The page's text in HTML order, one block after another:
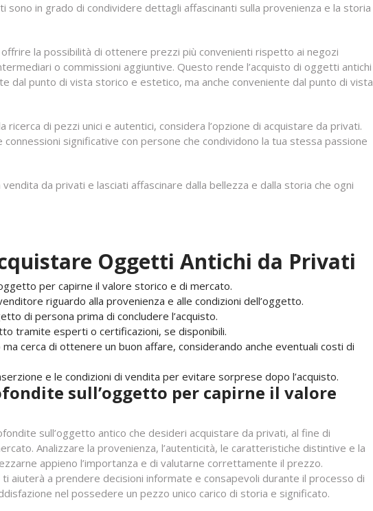
sono in grado di condividere dettagli affascinanti sulla provenienza e la storia
la possibilità di ottenere prezzi più convenienti rispetto ai negozi
o commissioni aggiuntive. Questo rende l’acquisto di oggetti antichi
dal punto di vista storico e estetico, ma anche conveniente dal punto di vista
ricerca di pezzi unici e autentici, considera l’opzione di acquistare da privati.
significative con persone che condividono la tua stessa passione
da privati e lasciati affascinare dalla bellezza e dalla storia che ogni
Oggetti Antichi da Privati
per capirne il valore storico e di mercato.
riguardo alla provenienza e alle condizioni dell’oggetto.
di persona prima di concludere l’acquisto.
tramite esperti o certificazioni, se disponibili.
cerca di ottenere un buon affare, considerando anche eventuali costi di
e le condizioni di vendita per evitare sorprese dopo l’acquisto.
sull’oggetto per capirne il valore
sull’oggetto antico che desideri acquistare da privati, al fine di
Analizzare la provenienza, l’autenticità, le caratteristiche distintive e la
appieno l’importanza e di valutarne correttamente il prezzo.
aiuterà a prendere decisioni informate e consapevoli durante il processo di
nel possedere un pezzo unico carico di storia e significato.